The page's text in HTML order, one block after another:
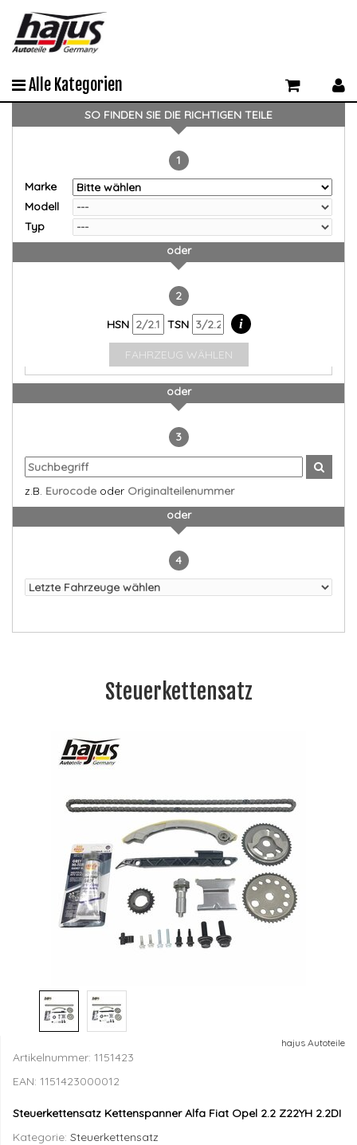
Alle Kategorien
SO FINDEN SIE DIE RICHTIGEN TEILE
1
Marke
Modell
Typ
oder
2
HSN
TSN i
FAHRZEUG WÄHLEN
oder
3
z.B. Eurocode oder Originalteilenummer
oder
4
Steuerkettensatz
hajus Autoteile
Artikelnummer: 1151423
EAN: 1151423000012
Steuerkettensatz Kettenspanner Alfa Fiat Opel 2.2 Z22YH 2.2DI
Kategorie: Steuerkettensatz